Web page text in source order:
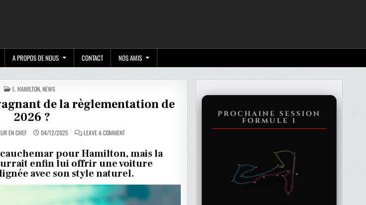
A PROPOS DE NOUS CONTACT NOS AMIS
POSTED
IN
L. HAMILTON,NEWS
de la règlementation de
2026 ?
EN CHEF 04/12/2025 LEAVE A COMMENTON
HAMILTON
GRAND
GAGNANT
DE
LA
RÈGLEMENTATION
2026
cauchemar pour Hamilton, mais la
enfin lui offrir une voiture
avec son style naturel.
PROCHAINE SESSION
FORMULE 1